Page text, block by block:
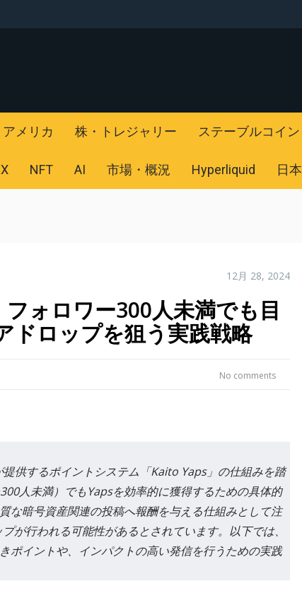
アメリカ 株・トレジャリー ステーブルコイン
NFT AI 市場・概況 Hyperliquid 日本
12月 28, 2024
フォロワー300人未満でも目
ドロップを狙う実践戦略
No comments
供するポイントシステム「Kaito Yaps」の仕組みを踏
人未満）でもYapsを効率的に獲得するための具体的
な暗号資産関連の投稿へ報酬を与える仕組みとして注
が行われる可能性があるとされています。以下では、
ポイントや、インパクトの高い発信を行うための実践